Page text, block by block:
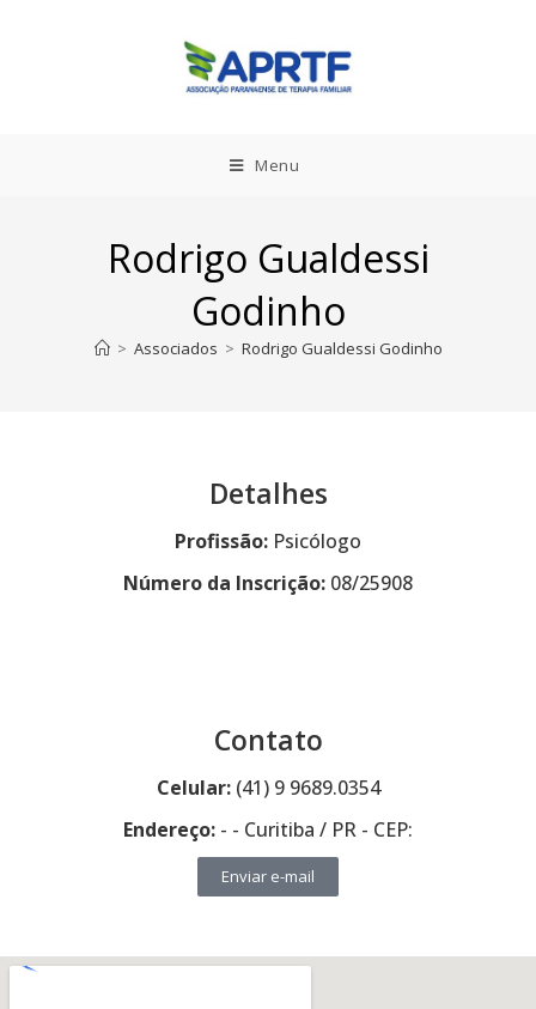
Menu
Rodrigo Gualdessi
Godinho
> Associados > Rodrigo Gualdessi Godinho
Detalhes
Profissão: Psicólogo
Número da Inscrição: 08/25908
Contato
Celular:(41) 9 9689.0354
Endereço: - - Curitiba / PR - CEP:
Enviar e-mail